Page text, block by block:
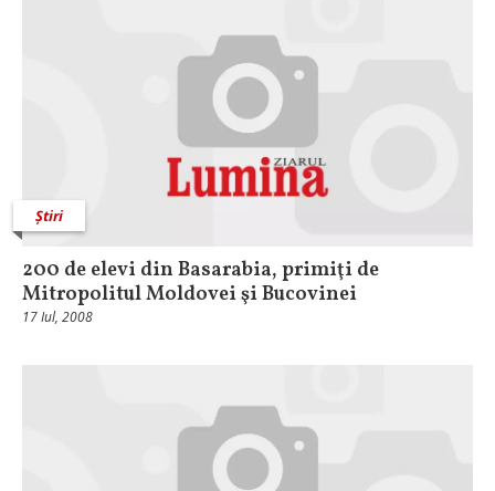
Știri
200 de elevi din Basarabia, primiţi de
Mitropolitul Moldovei şi Bucovinei
17 Iul, 2008